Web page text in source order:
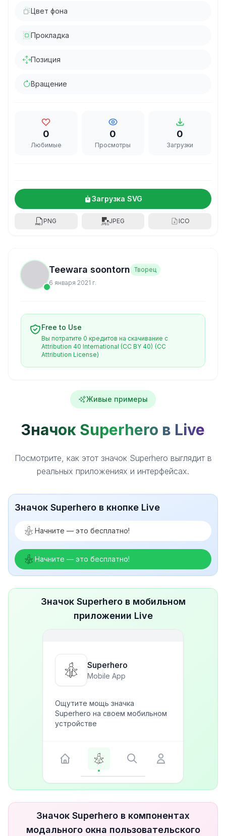
Цвет фона
Прокладка
Позиция
Вращение
0
Любимые
0
Просмотры
0
Загрузки
Загрузка SVG
PNG JPEG ICO
Teewara soontorn Творец
6 января 2021 г.
Free to Use
Вы потратите 0 кредитов на скачивание с
Attribution 40 International (CC BY 40) (CC
Attribution License)
Живые примеры
Значок Superhero в Live
Посмотрите, как этот значок Superhero выглядит в
реальных приложениях и интерфейсах.
Значок Superhero в кнопке Live
Начните — это бесплатно!
Начните — это бесплатно!
Значок Superhero в мобильном
приложении Live
Superhero
Mobile App
Ощутите мощь значка
Superhero на своем мобильном
устройстве
Значок Superhero в компонентах
модального окна пользовательского